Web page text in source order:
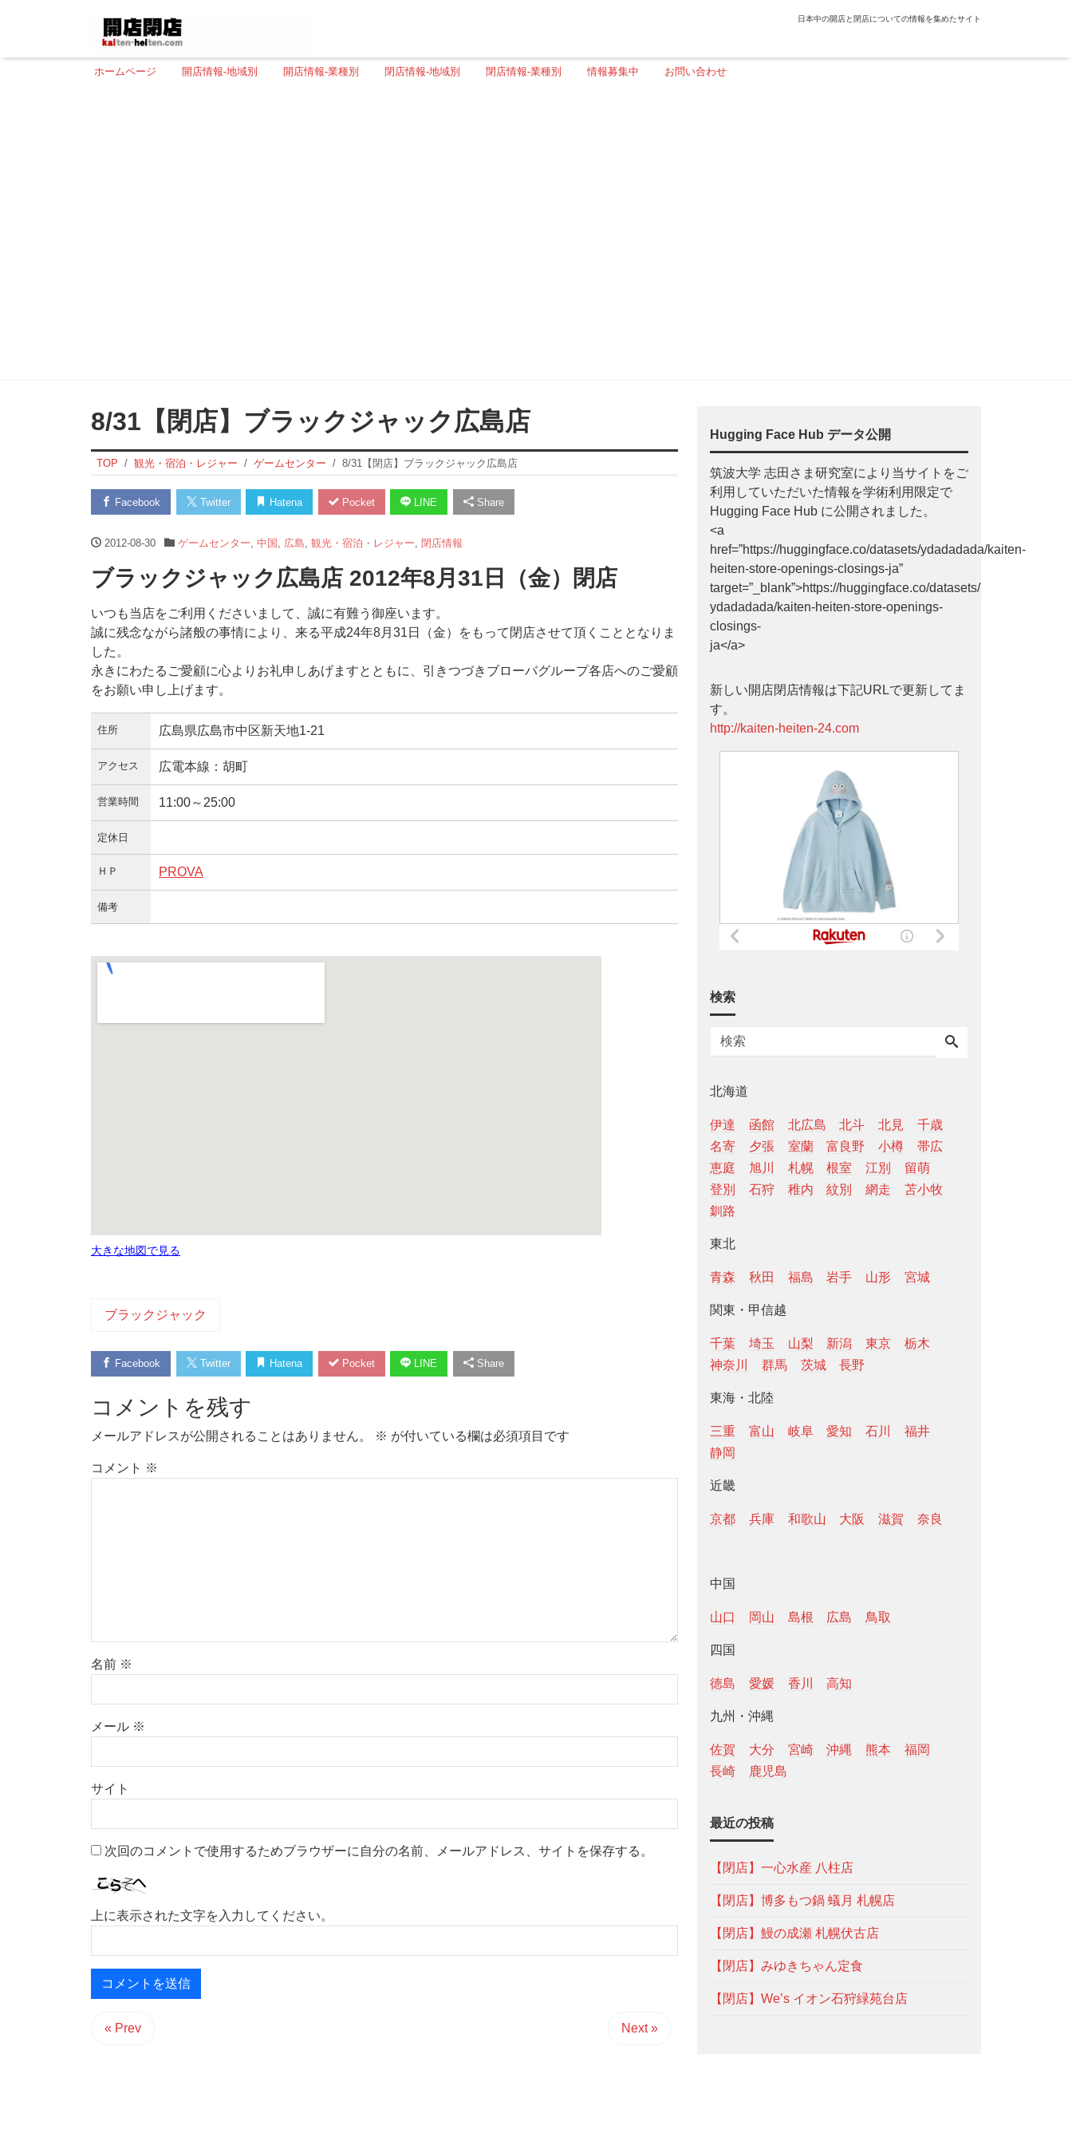
日本中の開店と閉店についての情報を集めたサイト
ホームページ 開店情報-地域別 開店情報-業種別 閉店情報-地域別 閉店情報-業種別 情報募集中 お問い合わせ
8/31【閉店】ブラックジャック広島店
TOP 観光・宿泊・レジャー ゲームセンター 8/31【閉店】ブラックジャック広島店
Facebook Twitter Hatena Pocket LINE Share
2012-08-30 ゲームセンター 中国 広島 観光・宿泊・レジャー 閉店情報
ブラックジャック広島店 2012年8月31日（金）閉店
いつも当店をご利用くださいまして、誠に有難う御座います。
誠に残念ながら諸般の事情により、来る平成24年8月31日（金）をもって閉店させて頂くこととなりま
した。
永きにわたるご愛顧に心よりお礼申しあげますとともに、引きつづきブローバグループ各店へのご愛顧
をお願い申し上げます。
住所 広島県広島市中区新天地1-21
アクセス 広電本線：胡町
営業時間 11:00～25:00
定休日
ＨＰ PROVA
備考
大きな地図で見る
ブラックジャック
Facebook Twitter Hatena Pocket LINE Share
コメントを残す
メールアドレスが公開されることはありません。 ※ が付いている欄は必須項目です
コメント ※
名前 ※
メール ※
サイト
次回のコメントで使用するためブラウザーに自分の名前、メールアドレス、サイトを保存する。
上に表示された文字を入力してください。
« Prev Next »
Hugging Face Hub データ公開
筑波大学 志田さま研究室により当サイトをご
利用していただいた情報を学術利用限定で
Hugging Face Hub に公開されました。
<a
href=”https://huggingface.co/datasets/ydadadada/kaiten-
heiten-store-openings-closings-ja”
target=”_blank”>https://huggingface.co/datasets/
ydadadada/kaiten-heiten-store-openings-
closings-
ja</a>
新しい開店閉店情報は下記URLで更新してま
す。
http://kaiten-heiten-24.com
検索
北海道
伊達 函館 北広島 北斗 北見
千歳
名寄
夕張 室蘭 富良野 小樽
帯広
恵庭
旭川 札幌 根室 江別
留萌
登別
石狩 稚内 紋別 網走
苫小牧
釧路
東北
青森 秋田 福島 岩手 山形 宮城
関東・甲信越
千葉 埼玉 山梨 新潟 東京
栃木
神奈川
群馬 茨城 長野
東海・北陸
三重 富山 岐阜 愛知 石川
福井
静岡
近畿
京都 兵庫 和歌山 大阪 滋賀 奈良
中国
山口 岡山 島根 広島 鳥取
四国
徳島 愛媛 香川 高知
九州・沖縄
佐賀 大分 宮崎 沖縄 熊本
福岡
長崎
鹿児島
最近の投稿
【閉店】一心水産 八柱店
【閉店】博多もつ鍋 蟻月 札幌店
【閉店】鰻の成瀬 札幌伏古店
【閉店】みゆきちゃん定食
【閉店】We’s イオン石狩緑苑台店